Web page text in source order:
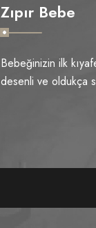
Zıpır Bebe
Bebeğinizin ilk
desenli ve oldukça